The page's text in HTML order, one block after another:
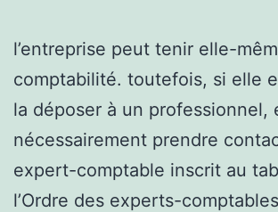
l’entreprise peut tenir elle-
comptabilité. toutefois, si elle
la déposer à un professionnel,
nécessairement prendre
expert-comptable inscrit au
l’Ordre des experts-